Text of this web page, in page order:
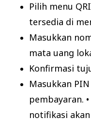
Pilih menu
tersedia di
Masukkan
mata uang
Konfirmasi
Masukkan
pembayaran.
notifikasi